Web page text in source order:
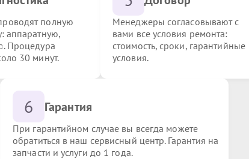
полную
аппаратную,
Процедура
30 минут.
Менеджеры согласовывают с
вами все условия ремонта:
стоимость, сроки, гарантийные
условия.
6 Гарантия
При гарантийном случае вы всегда можете
обратиться в наш сервисный центр. Гарантия на
запчасти и услуги до 1 года.